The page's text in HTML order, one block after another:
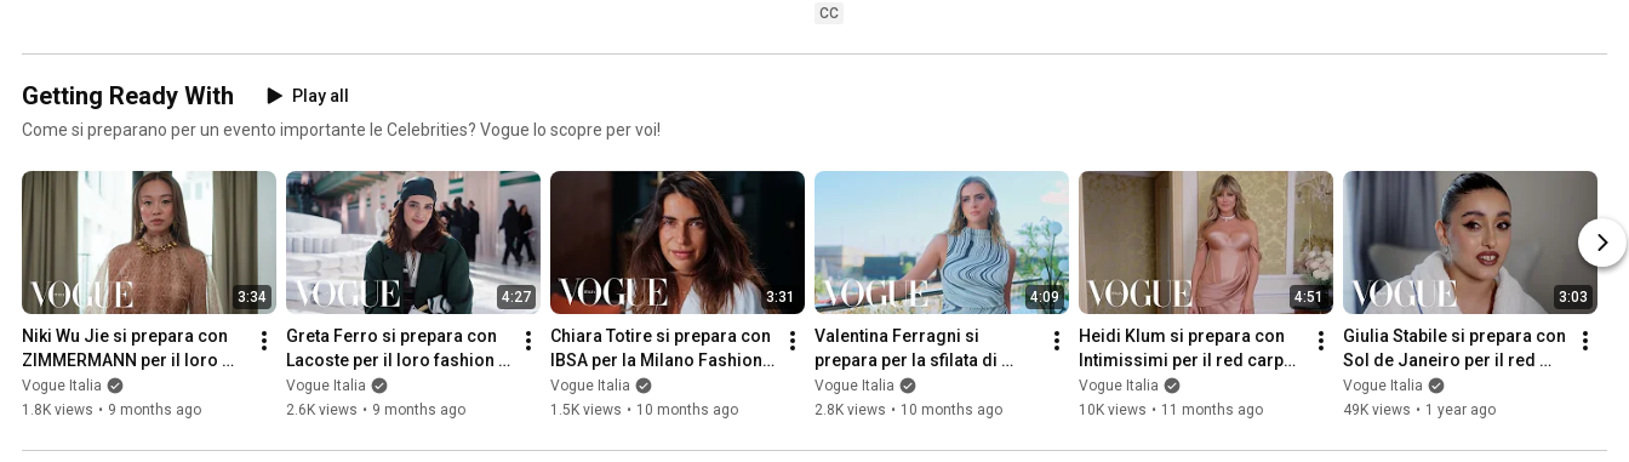
CC
Getting Ready With
Play all
Come si preparano per un evento importante le Celebrities? Vogue lo scopre per voi!
3:34
Niki Wu Jie si prepara con
ZIMMERMANN per il loro
fashion show a Parigi |
Vogue Italia
Vogue Italia
1.8K views • 9 months ago
4:27
Greta Ferro si prepara con
Lacoste per il loro fashion
show a Parigi | Vogue Italia
Vogue Italia
2.6K views • 9 months ago
3:31
Chiara Totire si prepara con
IBSA per la Milano Fashion
Week | Getting Ready With |
Vogue Italia
Vogue Italia
1.5K views • 10 months ago
4:09
Valentina Ferragni si
prepara per la sfilata di
Desigual | Getting Ready
With | Vogue Italia
Vogue Italia
2.8K views • 10 months ago
4:51
Heidi Klum si prepara con
Intimissimi per il red carpet
della Mostra del Cinema di
Venezia 2025
Vogue Italia
10K views • 11 months ago
3:03
Giulia Stabile si prepara con
Sol de Janeiro per il red
carpet di Cannes | Vogue
Italia
Vogue Italia
49K views • 1 year ago